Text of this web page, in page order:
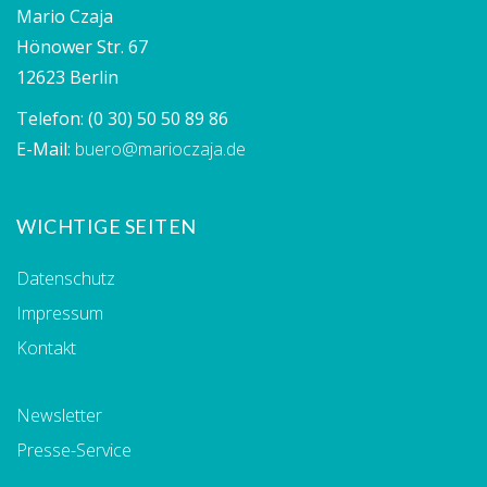
Mario Czaja
Hönower Str. 67
12623 Berlin
Telefon: (0 30) 50 50 89 86
E-Mail: buero@marioczaja.de
WICHTIGE SEITEN
Datenschutz
Impressum
Kontakt
Newsletter
Presse-Service